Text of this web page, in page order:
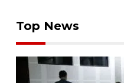
Top News